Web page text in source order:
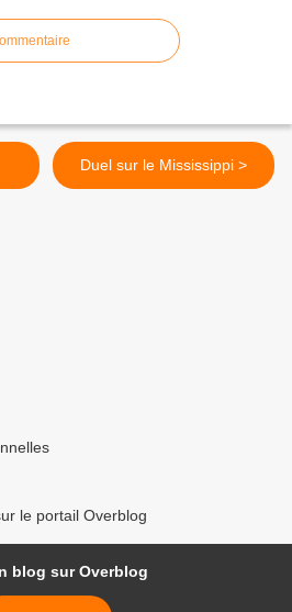
Duel sur le Mississippi >
le portail Overblog
blog sur Overblog